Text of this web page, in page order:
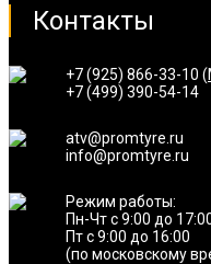
Контакты
+7 (925) 866-33-10 (
+7 (499) 390-54-14
atv@promtyre.ru
info@promtyre.ru
Режим работы:
Пн-Чт с 9:00 до
Пт с 9:00 до 16:00
(по московскому